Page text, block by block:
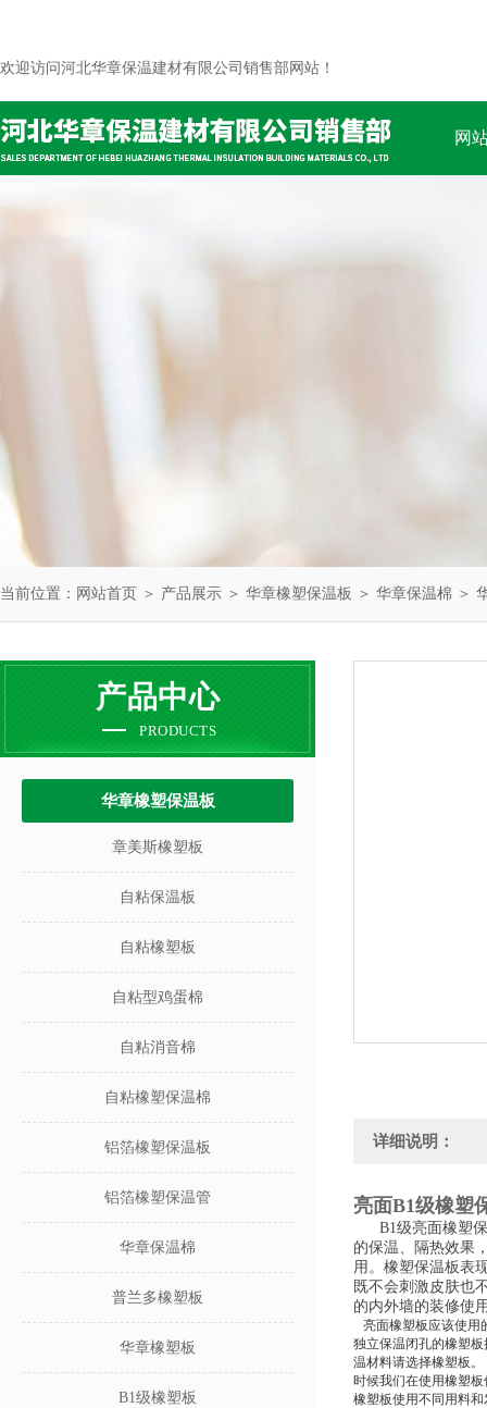
欢迎访问河北华章保温建材有限公司销售部网站！
网
当前位置： 网站首页 ＞ 产品展示 ＞ 华章橡塑保温板 ＞ 华章保温棉 ＞
产品中心
PRODUCTS
华章橡塑保温板
章美斯橡塑板
自粘保温板
自粘橡塑板
自粘型鸡蛋棉
自粘消音棉
自粘橡塑保温棉
铝箔橡塑保温板
铝箔橡塑保温管
华章保温棉
普兰多橡塑板
华章橡塑板
B1级橡塑板
详细说明：
亮面B1级橡塑
B1级亮面橡塑保
的保温、隔热效果
用。橡塑保温板表
既不会刺激皮肤也
的内外墙的装修使
亮面橡塑板应该使用
独立保温闭孔的橡塑
温材料请选择橡塑板。
时候我们在使用橡塑
橡塑板使用不同用料